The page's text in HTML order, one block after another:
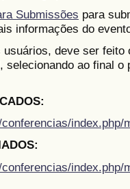
Submissões para
informações do
usuários, deve ser
, selecionando ao final o
index.php/